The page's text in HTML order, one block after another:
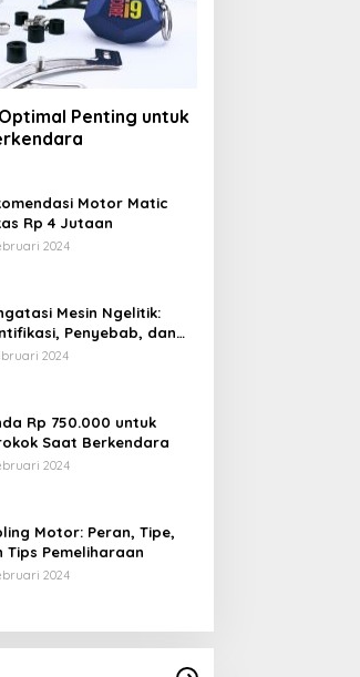
Penting untuk
Motor Matic
Rp 4 Jutaan
2024
Mesin Ngelitik:
Penyebab, dan
2024
Rp 750.000 untuk
Saat Berkendara
2024
Motor: Peran, Tipe,
Tips Pemeliharaan
2024